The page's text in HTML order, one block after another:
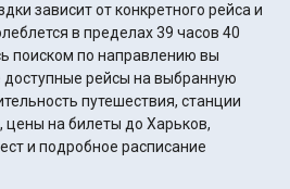
зависит от конкретного рейса и
в пределах 39 часов 40
рейсы на выбранную
путешествия, станции
цены на билеты до Харьков,
и подробное расписание